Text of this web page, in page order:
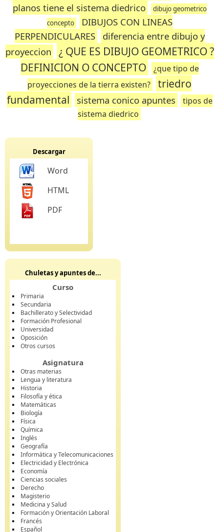
planos tiene el sistema diedrico
dibujo geometrico
concepto
DIBUJOS CON LINEAS
PERPENDICULARES
diferencia entre dibujo y
proyeccion
¿ QUE ES DIBUJO GEOMETRICO ?
DEFINICION O CONCEPTO
¿que tipo de
proyecciones de la tierra existen?
triedro
fundamental
sistema conico apuntes
tipos de
sistema diedrico
Descargar
Word
HTML
PDF
Chuletas y apuntes de...
Curso
Primaria
Secundaria
Bachillerato y Selectividad
Formación Profesional
Universidad
Oposición
Otros cursos
Asignatura
Otras materias
Lengua y literatura
Historia
Filosofía y ética
Matemáticas
Biología
Física
Química
Inglés
Geografía
Informática y Telecomunicaciones
Electricidad y Electrónica
Economía
Ciencias sociales
Derecho
Magisterio
Medicina y Salud
Formación y Orientación Laboral
Francés
Español